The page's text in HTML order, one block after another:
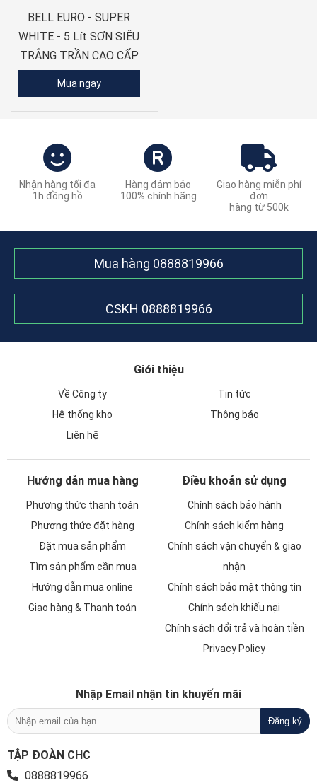
BELL EURO - SUPER
WHITE - 5 Lít SƠN SIÊU
TRẮNG TRẦN CAO CẤP
Mua ngay
Nhận hàng tối đa
1h đồng hồ
Hàng đảm bảo
100% chính hãng
Giao hàng miễn phí
đơn
hàng từ 500k
Mua hàng 0888819966
CSKH 0888819966
Giới thiệu
Về Công ty
Tin tức
Hệ thống kho
Thông báo
Liên hệ
Hướng dẫn mua hàng
Phương thức thanh toán
Phương thức đặt hàng
Đặt mua sản phẩm
Tìm sản phẩm cần mua
Hướng dẫn mua online
Giao hàng & Thanh toán
Điều khoản sử dụng
Chính sách bảo hành
Chính sách kiểm hàng
Chính sách vận chuyển & giao
nhận
Chính sách bảo mật thông tin
Chính sách khiếu nại
Chính sách đổi trả và hoàn tiền
Privacy Policy
Nhập Email nhận tin khuyến mãi
TẬP ĐOÀN CHC
0888819966